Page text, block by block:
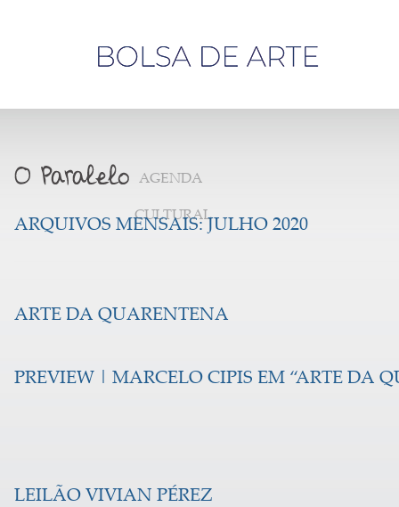
AGENDA
CULTURAL
ARQUIVOS MENSAIS: JULHO 2020
ARTE DA QUARENTENA
PREVIEW | MARCELO CIPIS EM “ARTE DA
LEILÃO VIVIAN PÉREZ